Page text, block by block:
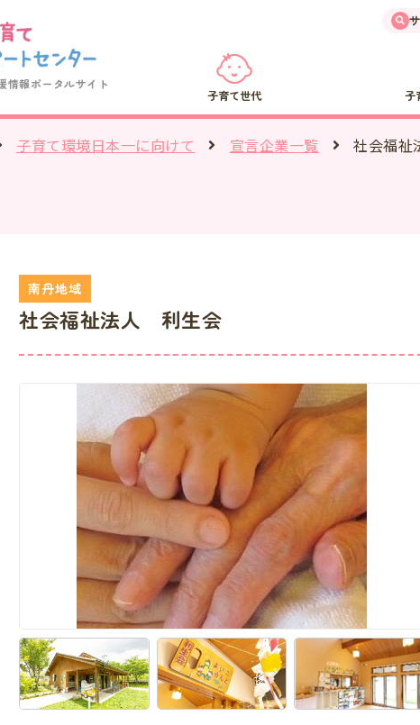
情報ポータルサイト
子育て世代 子
子育て環境日本一に向けて 宣言企業一覧 社会福
社会福祉法人 利生会